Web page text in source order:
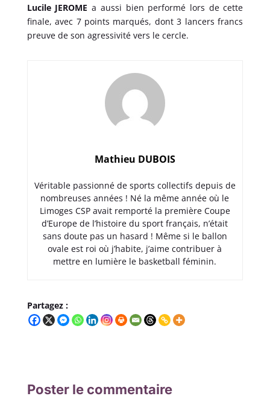
Lucile JEROME a aussi bien performé lors de cette
finale, avec 7 points marqués, dont 3 lancers francs
preuve de son agressivité vers le cercle.
Mathieu DUBOIS
Véritable passionné de sports collectifs depuis de
nombreuses années ! Né la même année où le
Limoges CSP avait remporté la première Coupe
d’Europe de l’histoire du sport français, n’était
sans doute pas un hasard ! Même si le ballon
ovale est roi où j’habite, j’aime contribuer à
mettre en lumière le basketball féminin.
Partagez :
Poster le commentaire